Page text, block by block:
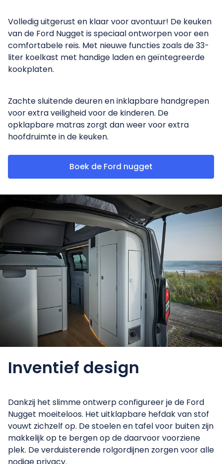
Volledig uitgerust en klaar voor avontuur! De keuken
van de Ford Nugget is speciaal ontworpen voor een
comfortabele reis. Met nieuwe functies zoals de 33-
liter koelkast met handige laden en geïntegreerde
kookplaten.
Zachte sluitende deuren en inklapbare handgrepen
voor extra veiligheid voor de kinderen. De
opklapbare matras zorgt dan weer voor extra
hoofdruimte in de keuken.
Boek de Ford nugget
Inventief design
Dankzij het slimme ontwerp configureer je de Ford
Nugget moeiteloos. Het uitklapbare hefdak van stof
vouwt zichzelf op. De stoelen en tafel voor buiten zijn
makkelijk op te bergen op de daarvoor voorziene
plek. De verduisterende rolgordijnen zorgen voor alle
nodige privacy.